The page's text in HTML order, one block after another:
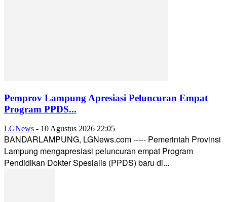
Pemprov Lampung Apresiasi Peluncuran Empat
Program PPDS...
LGNews - 10 Agustus 2026 22:05
BANDARLAMPUNG, LGNews.com ----- Pemerintah Provinsi
Lampung mengapresiasi peluncuran empat Program
Pendidikan Dokter Spesialis (PPDS) baru di...